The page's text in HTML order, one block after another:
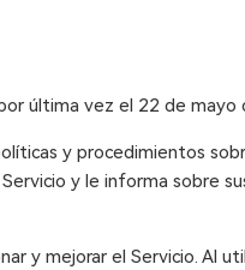
última vez el 22 de mayo
y procedimientos
y le informa sobre
y mejorar el Servicio. Al